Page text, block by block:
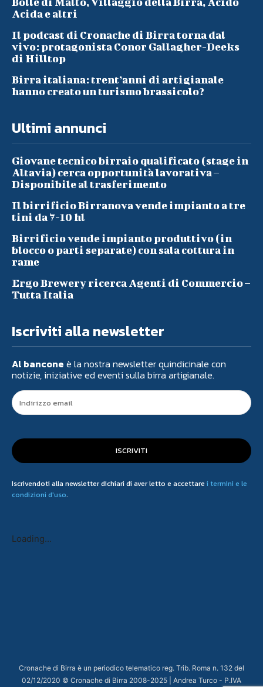
Acida e altri
Il podcast di Cronache di Birra torna dal
vivo: protagonista Conor Gallagher-Deeks
di Hilltop
Birra italiana: trent’anni di artigianale
hanno creato un turismo brassicolo?
Ultimi annunci
Giovane tecnico birraio qualificato (stage in
Altavia) cerca opportunità lavorativa –
Disponibile al trasferimento
Il birrificio Birranova vende impianto a tre
tini da 7-10 hl
Birrificio vende impianto produttivo (in
blocco o parti separate) con sala cottura in
rame
Ergo Brewery ricerca Agenti di Commercio –
Tutta Italia
Iscriviti alla newsletter
Al bancone è la nostra newsletter quindicinale con
notizie, iniziative ed eventi sulla birra artigianale.
ISCRIVITI
Iscrivendoti alla newsletter dichiari di aver letto e accettare i termini e le
condizioni d'uso.
Loading...
Cronache di Birra è un periodico telematico reg. Trib. Roma n. 132 del
02/12/2020 © Cronache di Birra 2008-2025 | Andrea Turco - P.IVA